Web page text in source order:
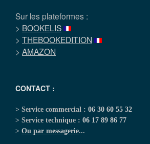
Sur les plateformes :
> BOOKELIS
> THEBOOKEDITION
> AMAZON
CONTACT :
> Service commercial : 06 30 60 55 32
> Service technique : 06 17 89 86 77
> Ou par messagerie...